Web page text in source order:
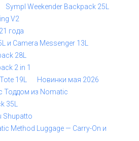
Sympl Weekender Backpack 25L
V2
года
и Camera Messenger 13L
28L
2 in 1
19L
Новинки мая 2026
Тоддом из Nomatic
35L
Shupatto
Method Luggage — Carry-On и